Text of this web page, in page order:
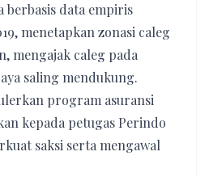
berbasis data empiris
menetapkan zonasi caleg
mengajak caleg pada
saling mendukung.
program asuransi
kepada petugas Perindo
saksi serta mengawal